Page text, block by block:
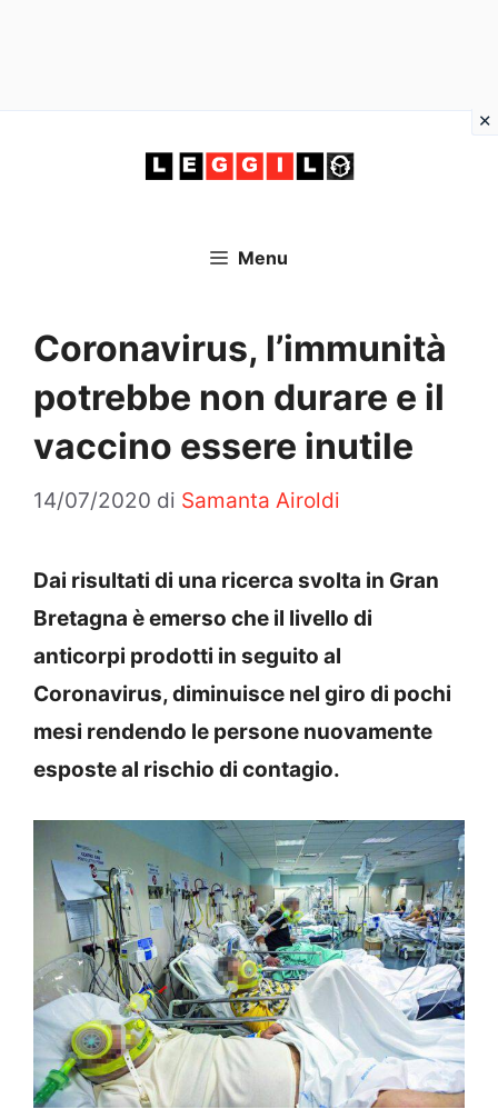
Menu
Coronavirus, l’immunità
potrebbe non durare e il
vaccino essere inutile
14/07/2020 di Samanta Airoldi
Dai risultati di una ricerca svolta in Gran
Bretagna è emerso che il livello di
anticorpi prodotti in seguito al
Coronavirus, diminuisce nel giro di pochi
mesi rendendo le persone nuovamente
esposte al rischio di contagio.